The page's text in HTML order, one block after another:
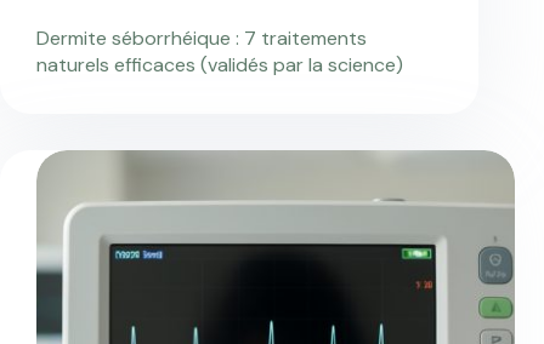
Dermite séborrhéique : 7 traitements
naturels efficaces (validés par la science)